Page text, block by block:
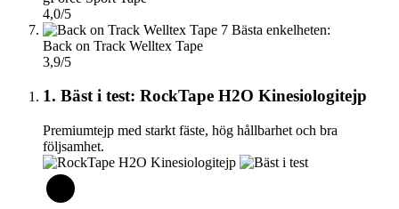
4,0/5
7 Bästa enkelheten:
Back on Track Welltex Tape
3,9/5
1. Bäst i test: RockTape H2O Kinesiologitejp
Premiumtejp med starkt fäste, hög hållbarhet och bra
följsamhet.